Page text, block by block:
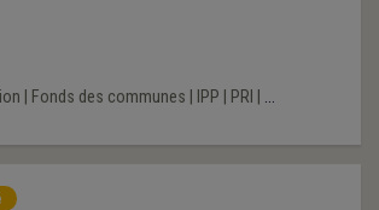
Fonds des communes IPP PRI ...